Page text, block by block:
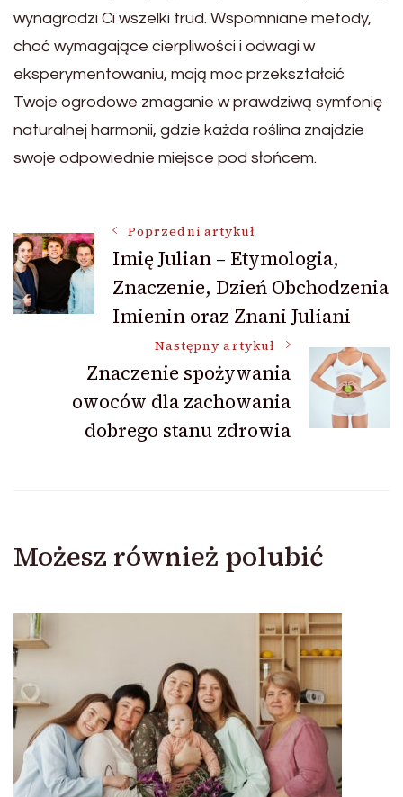
wynagrodzi Ci wszelki trud. Wspomniane metody,
choć wymagające cierpliwości i odwagi w
eksperymentowaniu, mają moc przekształcić
Twoje ogrodowe zmaganie w prawdziwą symfonię
naturalnej harmonii, gdzie każda roślina znajdzie
swoje odpowiednie miejsce pod słońcem.
Nawigacja
wpisu
Poprzedni artykuł
Imię Julian – Etymologia,
Znaczenie, Dzień Obchodzenia
Imienin oraz Znani Juliani
Następny artykuł
Znaczenie spożywania
owoców dla zachowania
dobrego stanu zdrowia
Możesz również polubić